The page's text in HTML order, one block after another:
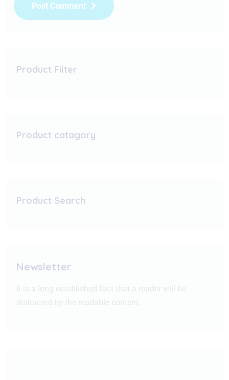
Post Comment
Product Filter
Product catagory
Product Search
Newsletter